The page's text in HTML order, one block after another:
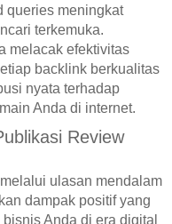
queries meningkat
terkemuka.
melacak efektivitas
backlink berkualitas
nyata terhadap
Anda di internet.
Review
ulasan mendalam
dampak positif yang
Anda di era digital